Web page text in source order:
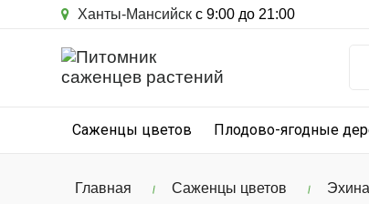
Ханты-Мансийск с 9:00 до 21:00
Саженцы цветов Плодово-ягодные
Главная Саженцы цветов